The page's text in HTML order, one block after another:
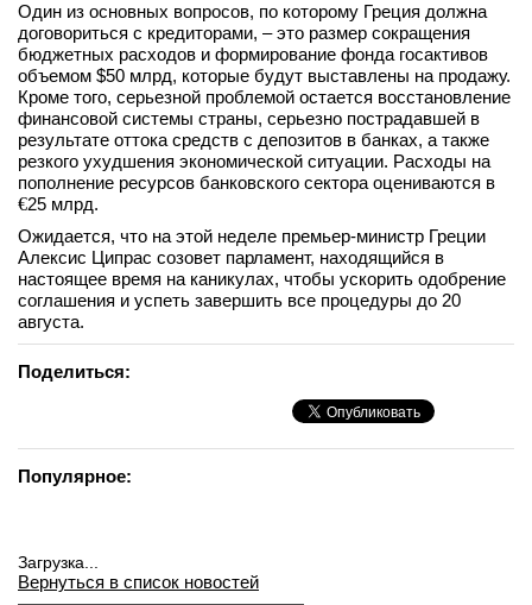
Один из основных вопросов, по которому Греция должна
договориться с кредиторами, – это размер сокращения
бюджетных расходов и формирование фонда госактивов
объемом $50 млрд, которые будут выставлены на продажу.
Кроме того, серьезной проблемой остается восстановление
финансовой системы страны, серьезно пострадавшей в
результате оттока средств с депозитов в банках, а также
резкого ухудшения экономической ситуации. Расходы на
пополнение ресурсов банковского сектора оцениваются в
€25 млрд.
Ожидается, что на этой неделе премьер-министр Греции
Алексис Ципрас созовет парламент, находящийся в
настоящее время на каникулах, чтобы ускорить одобрение
соглашения и успеть завершить все процедуры до 20
августа.
Поделиться:
Популярное:
Загрузка...
Вернуться в список новостей